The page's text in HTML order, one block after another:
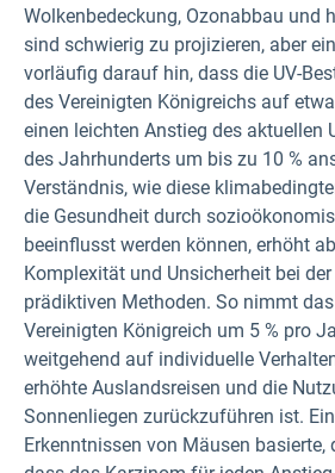
Wolkenbedeckung, Ozonabbau und
sind schwierig zu projizieren, aber
vorläufig darauf hin, dass die UV-
des Vereinigten Königreichs auf
einen leichten Anstieg des aktuellen
des Jahrhunderts um bis zu 10 %
Verständnis, wie diese
die Gesundheit durch
beeinflusst werden können, erhöht
Komplexität und Unsicherheit bei
prädiktiven Methoden. So nimmt
Vereinigten Königreich um 5 % pro
weitgehend auf individuelle
erhöhte Auslandsreisen und die
Sonnenliegen zurückzuführen ist.
Erkenntnissen von Mäusen basierte,